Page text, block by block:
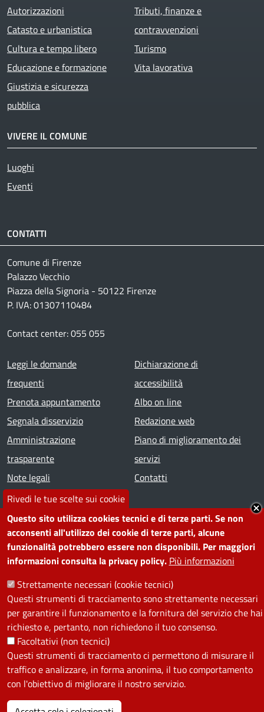
Rivedi le tue scelte sui cookie
Questo sito utilizza cookies tecnici e di terze parti. Se non
acconsenti all'utilizzo dei cookie di terze parti, alcune
funzionalità potrebbero essere non disponibili. Per maggiori
informazioni consulta la privacy policy. Più informazioni
Strettamente necessari (cookie tecnici)
Questi strumenti di tracciamento sono strettamente necessari
per garantire il funzionamento e la fornitura del servizio che hai
richiesto e, pertanto, non richiedono il tuo consenso.
Facoltativi (non tecnici)
Questi strumenti di tracciamento ci permettono di misurare il
traffico e analizzare, in forma anonima, il tuo comportamento
con l'obiettivo di migliorare il nostro servizio.
Autorizzazioni
Catasto e urbanistica
Cultura e tempo libero
Educazione e formazione
Giustizia e sicurezza
pubblica
Tributi, finanze e
contravvenzioni
Turismo
Vita lavorativa
VIVERE IL COMUNE
Luoghi
Eventi
CONTATTI
Comune di Firenze
Palazzo Vecchio
Piazza della Signoria - 50122 Firenze
P. IVA: 01307110484
Contact center: 055 055
Footer menu
Leggi le domande
frequenti
Prenota appuntamento
Segnala disservizio
Amministrazione
trasparente
Note legali
Dichiarazione di
accessibilità
Albo on line
Redazione web
Piano di miglioramento dei
servizi
Contatti
Facebook
Instagram
YouTubeTelegram
WhatsApp
TwitterLinkedin
PRIVACY
Useful links section
La Privacy nel Comune
PRIVACY